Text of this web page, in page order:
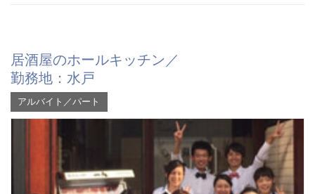
居酒屋のホールキッチン／
勤務地：水戸
アルバイト／パート